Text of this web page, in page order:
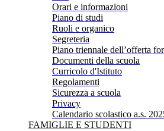
Orari e informazioni
Piano di studi
Ruoli e organico
Segreteria
Piano triennale dell’offerta
Documenti della scuola
Curricolo d'Istituto
Regolamenti
Sicurezza a scuola
Privacy
Calendario scolastico a.s.
FAMIGLIE E STUDENTI